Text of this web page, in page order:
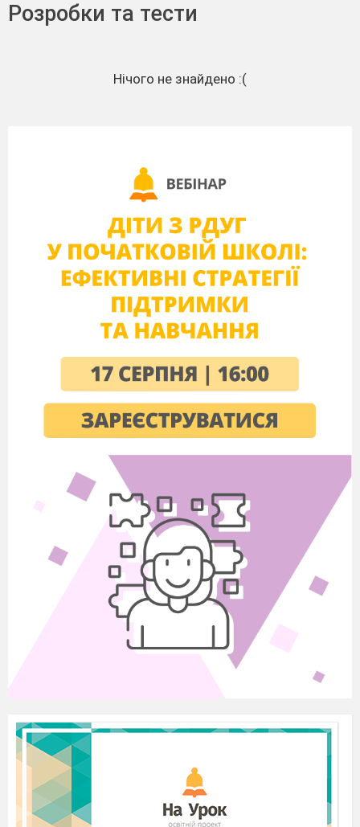
Розробки та тести
Нічого не знайдено :(